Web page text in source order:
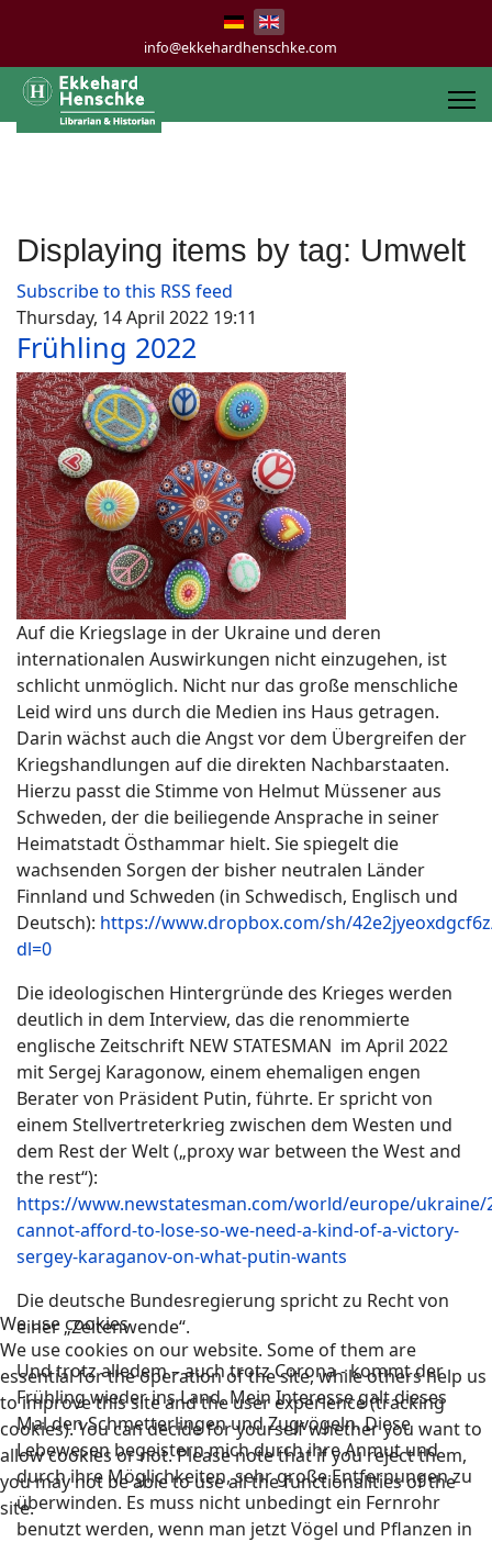
info@ekkehardhenschke.com
Displaying items by tag: Umwelt
Subscribe to this RSS feed
Thursday, 14 April 2022 19:11
Frühling 2022
Auf die Kriegslage in der Ukraine und deren
internationalen Auswirkungen nicht einzugehen, ist
schlicht unmöglich. Nicht nur das große menschliche
Leid wird uns durch die Medien ins Haus getragen.
Darin wächst auch die Angst vor dem Übergreifen der
Kriegshandlungen auf die direkten Nachbarstaaten.
Hierzu passt die Stimme von Helmut Müssener aus
Schweden, der die beiliegende Ansprache in seiner
Heimatstadt Östhammar hielt. Sie spiegelt die
wachsenden Sorgen der bisher neutralen Länder
Finnland und Schweden (in Schwedisch, Englisch und
Deutsch): https://www.dropbox.com/sh/
dl=0
Die ideologischen Hintergründe des Krieges werden
deutlich in dem Interview, das die renommierte
englische Zeitschrift NEW STATESMAN im April 2022
mit Sergej Karagonow, einem ehemaligen engen
Berater von Präsident Putin, führte. Er spricht von
einem Stellvertreterkrieg zwischen dem Westen und
dem Rest der Welt („proxy war between the West and
the rest“):
https://www.newstatesman.com/world/europe/ukraine/
cannot-afford-to-lose-so-we-need-a-kind-of-a-victory-
sergey-karaganov-on-what-putin-wants
Die deutsche Bundesregierung spricht zu Recht von
einer „Zeitenwende“.
Und trotz alledem – auch trotz Corona - kommt der
Frühling wieder ins Land. Mein Interesse galt dieses
Mal den Schmetterlingen und Zugvögeln. Diese
Lebewesen begeistern mich durch ihre Anmut und
durch ihre Möglichkeiten, sehr große Entfernungen zu
überwinden. Es muss nicht unbedingt ein Fernrohr
benutzt werden, wenn man jetzt Vögel und Pflanzen in
We use cookies
We use cookies on our website. Some of them are
essential for the operation of the site, while others help us
to improve this site and the user experience (tracking
cookies). You can decide for yourself whether you want to
allow cookies or not. Please note that if you reject them,
you may not be able to use all the functionalities of the
site.